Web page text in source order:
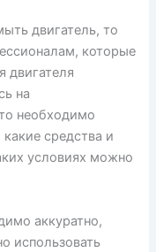
двигатель, то
которые
двигателя
на
необходимо
средства и
условиях можно
аккуратно,
использовать